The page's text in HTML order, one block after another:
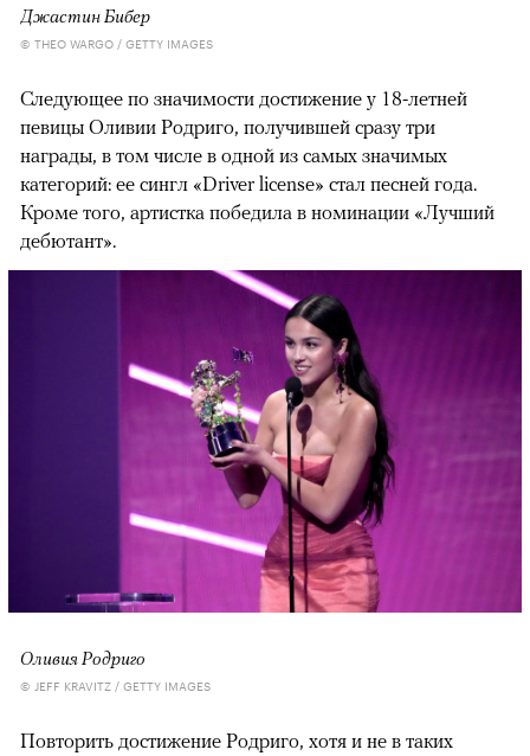
Джастин Бибер
© THEO WARGO / GETTY IMAGES
Следующее по значимости достижение у 18-летней
певицы Оливии Родриго, получившей сразу три
награды, в том числе в одной из самых значимых
категорий: ее сингл «Driver license» стал песней года.
Кроме того, артистка победила в номинации «Лучший
дебютант».
Оливия Родриго
© JEFF KRAVITZ / GETTY IMAGES
Повторить достижение Родриго, хотя и не в таких